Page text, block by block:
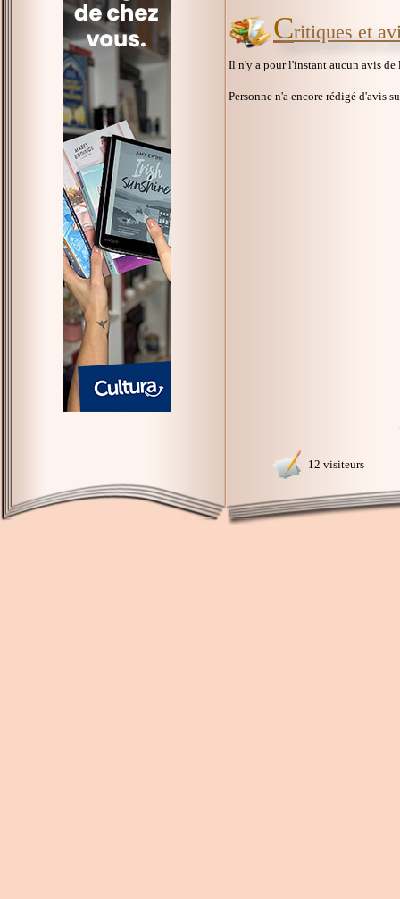
Critiques et
Il n'y a pour l'instant aucun avis
Personne n'a encore rédigé d'avis
12 visiteurs